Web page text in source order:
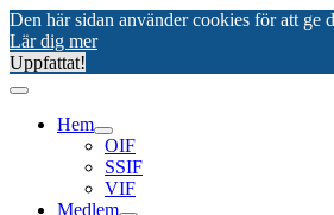
Den här sidan använder cookies för att ge
Lär dig mer
Uppfattat!
Hem
OIF
SSIF
VIF
Medlem